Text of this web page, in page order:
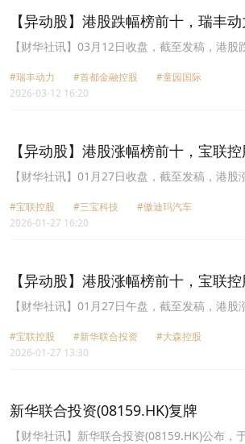
(01355.HK)涨幅+20.17%、中亚烯谷集团
【异动股】港股跌幅榜前十，瑞丰
29.71%，首都金融控股(08239.HK)
【财华社讯】03月12日收盘，截至发稿，港股
18.04%、童园国际(03830.HK)跌幅16.96%、医
幅16.36%、新华联合投资(08159.HK)跌幅
华滋国际海洋(02258.HK)跌幅13.48%。
#瑞丰动力 #首都金融控股
#童园国际
2026-03-12 16:20
【异动股】港股涨幅榜前十，宝联
86.25%，三宝科技(01708.HK)涨
【财华社讯】01月27日收盘，截至发稿，港股
傲迪玛汽车(08418.HK)涨幅46.15%、伟鸿集团
41.82%、未来机器有限公司(01401.HK)涨幅
23.64%、WMCH GLOBAL(08208.HK)涨幅
#宝联控股 #三宝科技
#傲迪玛汽车
2026-01-27 16:20
【异动股】港股涨幅榜前十，宝联
85.00%，新华联合投资(08159.HK)
【财华社讯】01月27日午盘，截至发稿，港股
48.75%、大森控股(01580.HK)涨幅35.56%、勋
24.59%、艾迪康控股(09860.HK)涨幅24.44%
控股(03789.HK)涨幅17.00%。
#宝联控股 #新华联合投资
#大森控股
2026-01-27 13:30
新华联合投资(08159.HK)复牌
【财华社讯】新华联合投资(08159.HK)公布，